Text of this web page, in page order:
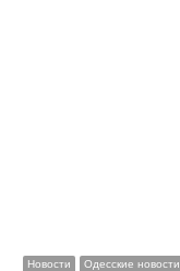
Новости Одесские новости